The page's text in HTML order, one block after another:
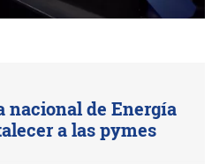
nacional de Energía
a las pymes